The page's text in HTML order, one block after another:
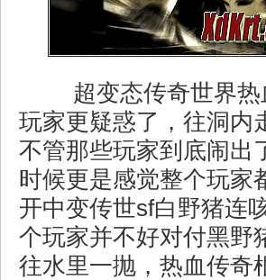
超变态传奇世界热
玩家更疑惑了，往洞内
不管那些玩家到底闹出
时候更是感觉整个玩家
开中变传世sf白野猪连
个玩家并不好对付黑野
往水里一抛，热血传奇